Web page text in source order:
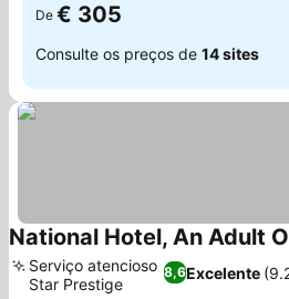
De € 305
Consulte os preços de 14 sites
National Hotel, An Adult
8,6Excelente
Serviço atencioso
Star Prestige